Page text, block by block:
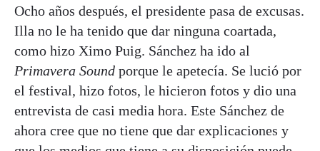
Ocho años después, el presidente pasa de excusas.
Illa no le ha tenido que dar ninguna coartada,
como hizo Ximo Puig. Sánchez ha ido al
Primavera Sound porque le apetecía. Se lució por
el festival, hizo fotos, le hicieron fotos y dio una
entrevista de casi media hora. Este Sánchez de
ahora cree que no tiene que dar explicaciones y